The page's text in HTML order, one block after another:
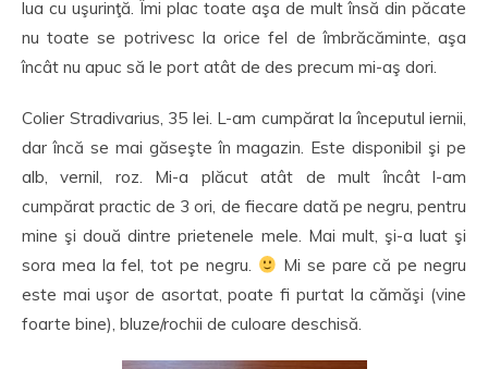
lua cu uşurinţă. Îmi plac toate aşa de mult însă din păcate
nu toate se potrivesc la orice fel de îmbrăcăminte, aşa
încât nu apuc să le port atât de des precum mi-aş dori.
Colier Stradivarius, 35 lei. L-am cumpărat la începutul iernii,
dar încă se mai găseşte în magazin. Este disponibil şi pe
alb, vernil, roz. Mi-a plăcut atât de mult încât l-am
cumpărat practic de 3 ori, de fiecare dată pe negru, pentru
mine şi două dintre prietenele mele. Mai mult, şi-a luat şi
sora mea la fel, tot pe negru.
Mi se pare că pe negru
este mai uşor de asortat, poate fi purtat la cămăşi (vine
foarte bine), bluze/rochii de culoare deschisă.